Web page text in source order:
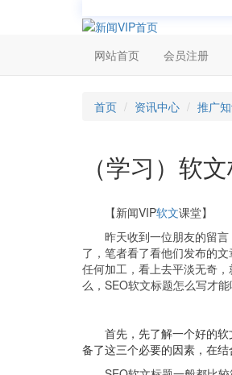
网站首页 会员注册
首页 资讯中心 推广
（学习）软
【新闻VIP软文课堂】
昨天收到一位朋友的留
了，笔者看了看他们发布的
任何加工，看上去平淡无奇
么，SEO软文标题怎么写才
首先，先了解一个好的
备了这三个必要的因素，在